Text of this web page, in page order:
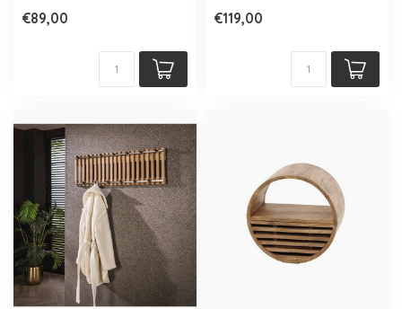
€89,00 €119,00